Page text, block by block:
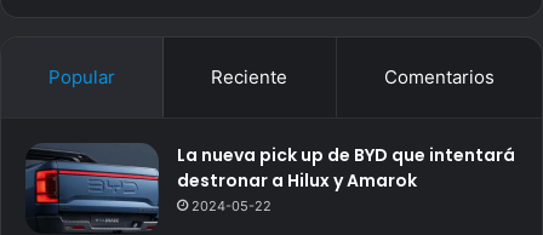
Popular Reciente Comentarios
La nueva pick up de BYD que intentará
destronar a Hilux y Amarok
2024-05-22